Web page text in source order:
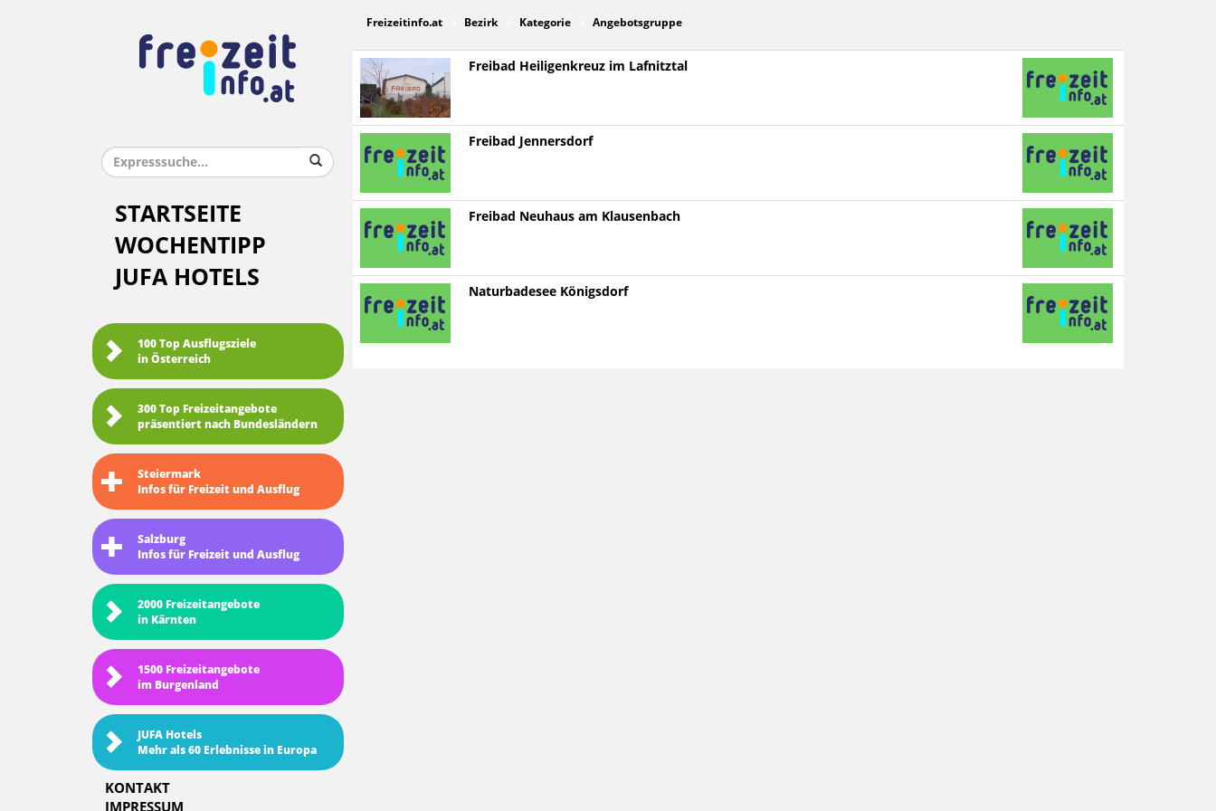
STARTSEITE
WOCHENTIPP
JUFA HOTELS
100 Top Ausflugsziele
in Österreich
300 Top Freizeitangebote
präsentiert nach Bundesländern
Steiermark
Infos für Freizeit und Ausflug
Salzburg
Infos für Freizeit und Ausflug
2000 Freizeitangebote
in Kärnten
1500 Freizeitangebote
im Burgenland
JUFA Hotels
Mehr als 60 Erlebnisse in Europa
KONTAKT
IMPRESSUM
Freizeitinfo.at Bezirk Kategorie Angebotsgruppe
Freibad Heiligenkreuz im Lafnitztal
Freibad Jennersdorf
Freibad Neuhaus am Klausenbach
Naturbadesee Königsdorf